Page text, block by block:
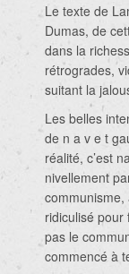
Le texte de
Dumas, de
dans la
rétrogrades,
suitant la
Les belles
de n a v e t
réalité, c’est
nivellement
communisme,
ridiculisé
pas le
commencé à